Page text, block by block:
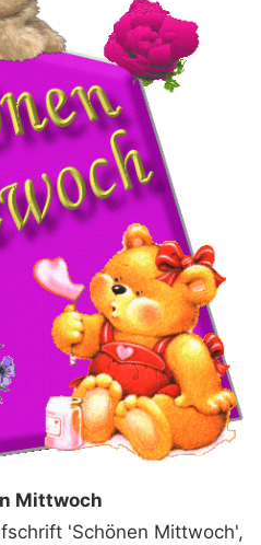
Mittwoch
'Schönen Mittwoch',